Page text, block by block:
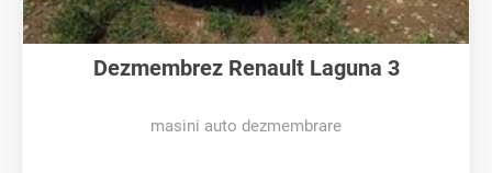
Dezmembrez Renault Laguna 3
masini auto dezmembrare